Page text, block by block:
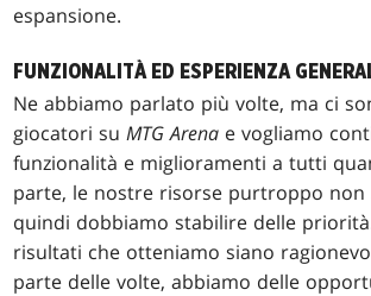
espansione.
FUNZIONALITÀ ED ESPERIENZA
Ne abbiamo parlato più volte, ma ci
giocatori suMTG Arena e vogliamo
funzionalità e miglioramenti a tutti
parte, le nostre risorse purtroppo non
quindi dobbiamo stabilire delle
risultati che otteniamo siano
parte delle volte, abbiamo delle